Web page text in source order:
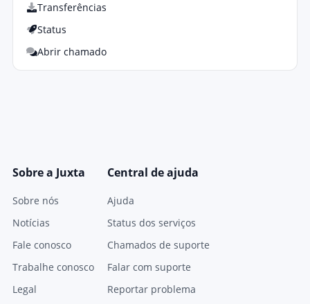
Transferências
Status
Abrir chamado
Sobre a Juxta
Sobre nós
Notícias
Fale conosco
Trabalhe conosco
Legal
Central de ajuda
Ajuda
Status dos serviços
Chamados de suporte
Falar com suporte
Reportar problema